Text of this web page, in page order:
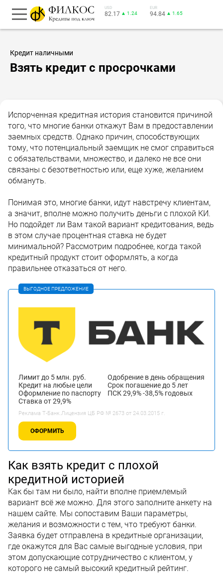
USD
82.17 ▲ 1.24
EUR
94.84 ▲ 1.65
Кредит наличными
Взять кредит с просрочками
Испорченная кредитная история становится причиной
того, что многие банки откажут Вам в предоставлении
заемных средств. Однако причин, способствующих
тому, что потенциальный заемщик не смог справиться
с обязательствами, множество, и далеко не все они
связаны с безответностью или, еще хуже, желанием
обмануть.
Понимая это, многие банки, идут навстречу клиентам,
а значит, вполне можно получить деньги с плохой КИ.
Но подойдет ли Вам такой вариант кредитования, ведь
в этом случае процентная ставка не будет
минимальной? Рассмотрим подробнее, когда такой
кредитный продукт стоит оформлять, а когда
правильнее отказаться от него.
ВЫГОДНОЕ ПРЕДЛОЖЕНИЕ
Лимит до 5 млн. руб.
Кредит на любые цели
Оформление по паспорту
Ставка от 29,9%
Одобрение в день обращения
Срок погашение до 5 лет
ПСК 29,9% -38,5% годовых
Реклама Т-Банк.Лицензия ЦБ РФ № 2673 от 24.03.2015 г.
ОФОРМИТЬ
Как взять кредит с плохой
кредитной историей
Как бы там ни было, найти вполне приемлемый
вариант всё же можно. Для этого заполните анкету на
нашем сайте. Мы сопоставим Ваши параметры,
желания и возможности с тем, что требуют банки.
Заявка будет отправлена в кредитные организации,
где окажутся для Вас самые выгодные условия, при
этом допускающие сотрудничество с клиентом, у
которого не самый высокий кредитный рейтинг.